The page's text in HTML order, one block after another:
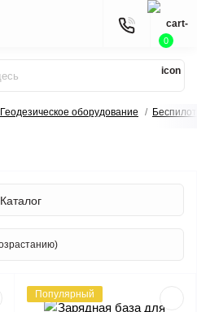
0
Геодезическое оборудование
Каталог
Популярный